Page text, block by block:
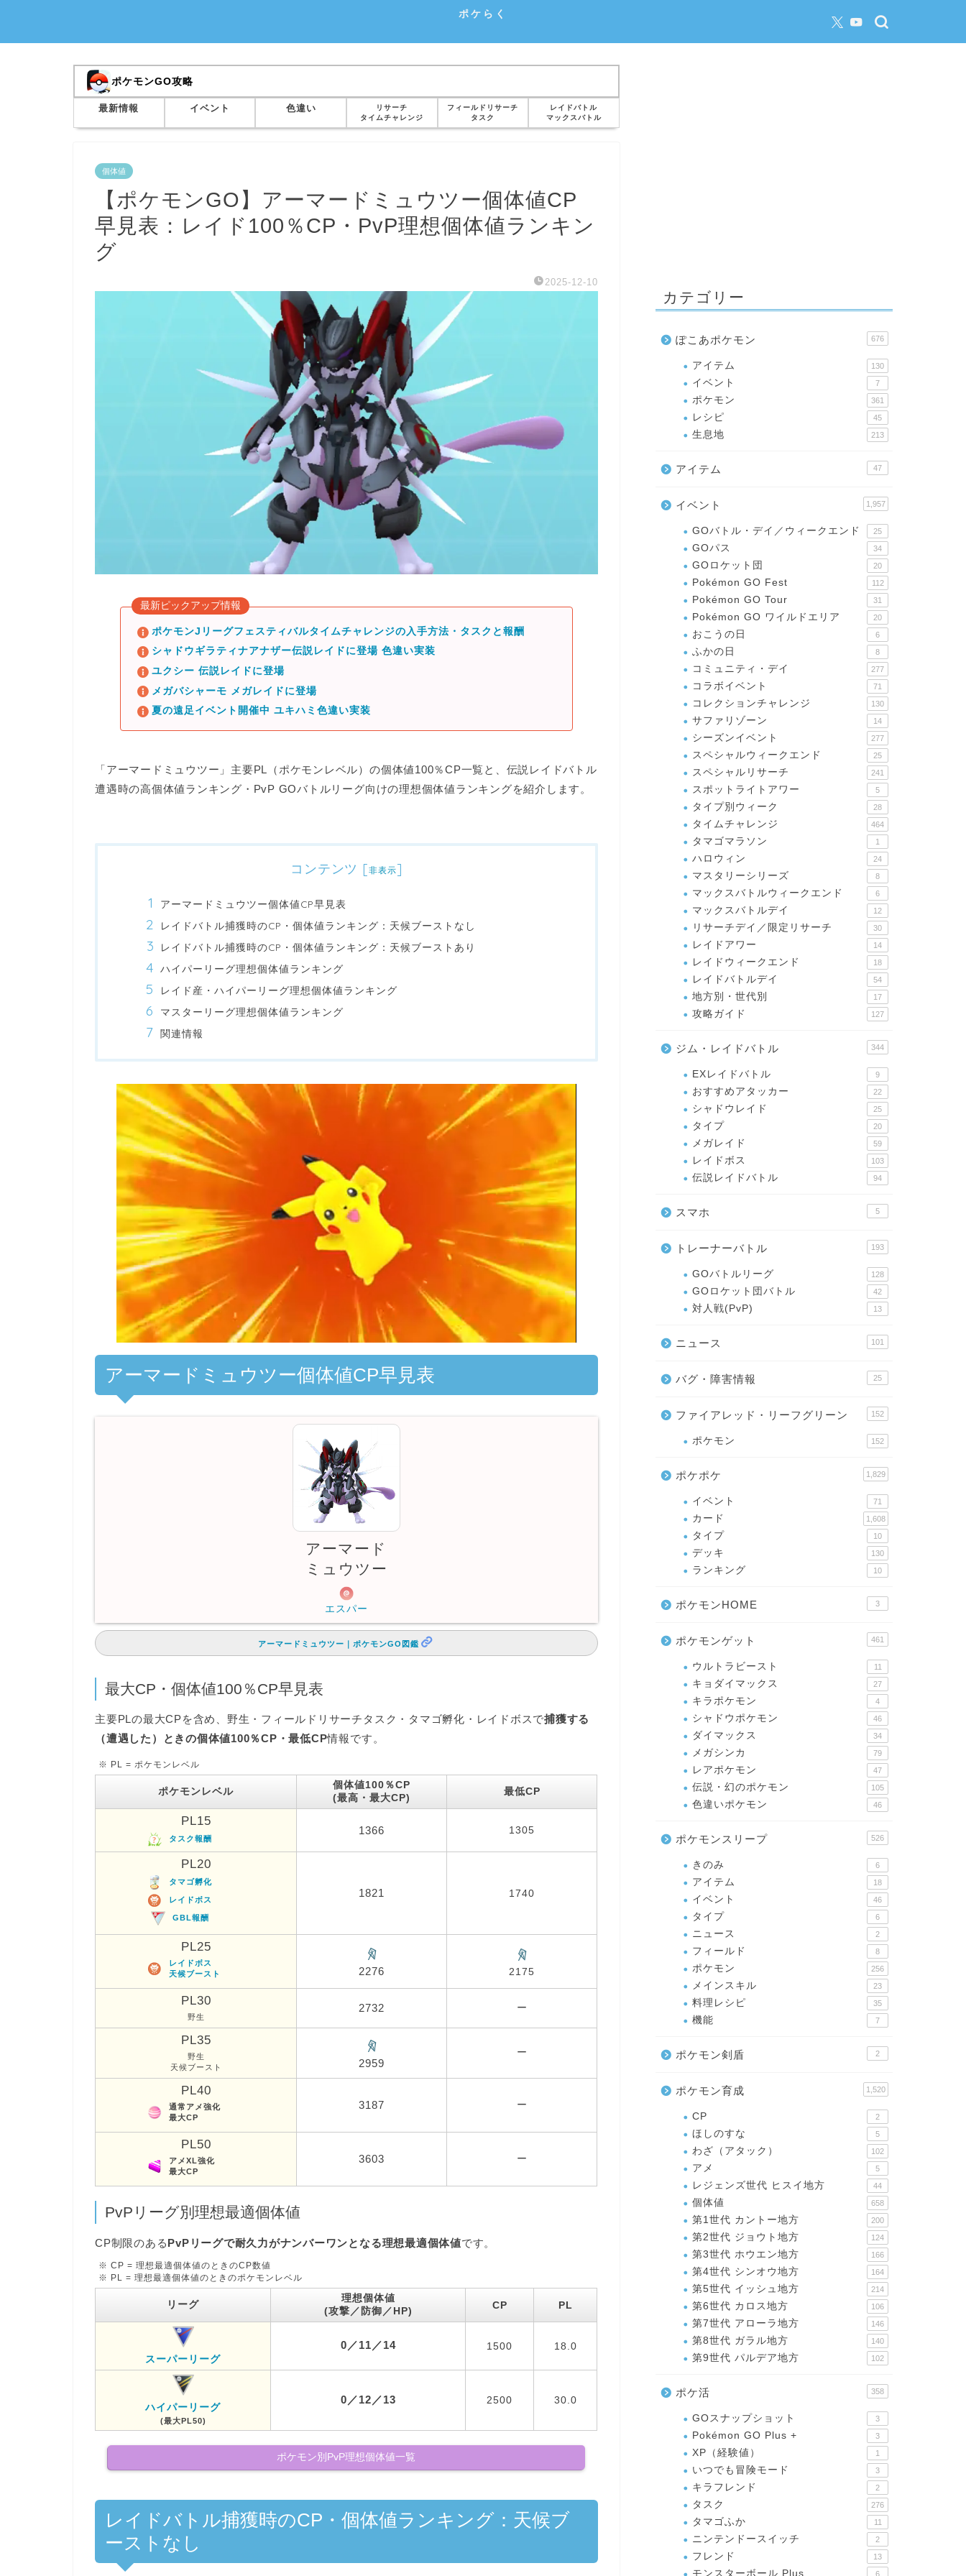
ポケらく
ポケモンGO攻略
最新情報 イベント 色違い
リサーチ
タイムチャレンジ
フィールドリサーチ
タスク
レイドバトル
マックスバトル
個体値
【ポケモンGO】アーマードミュウツー個体値CP
早見表：レイド100％CP・PvP理想個体値ランキン
グ
2025-12-10
最新ピックアップ情報
ポケモンJリーグフェスティバルタイムチャレンジの入手方法・タスクと報酬
シャドウギラティナアナザー伝説レイドに登場 色違い実装
ユクシー 伝説レイドに登場
メガバシャーモ メガレイドに登場
夏の遠足イベント開催中 ユキハミ色違い実装
「アーマードミュウツー」主要PL（ポケモンレベル）の個体値100％CP一覧と、伝説レイドバトル
遭遇時の高個体値ランキング・PvP GOバトルリーグ向けの理想個体値ランキングを紹介します。
コンテンツ [非表示]
アーマードミュウツー個体値CP早見表
レイドバトル捕獲時のCP・個体値ランキング：天候ブーストなし
レイドバトル捕獲時のCP・個体値ランキング：天候ブーストあり
ハイパーリーグ理想個体値ランキング
レイド産・ハイパーリーグ理想個体値ランキング
マスターリーグ理想個体値ランキング
関連情報
アーマードミュウツー個体値CP早見表
アーマード
ミュウツー
エスパー
アーマードミュウツー｜ポケモンGO図鑑
最大CP・個体値100％CP早見表
主要PLの最大CPを含め、野生・フィールドリサーチタスク・タマゴ孵化・レイドボスで捕獲する
（遭遇した）ときの個体値100％CP・最低CP情報です。
※ PL = ポケモンレベル
ポケモンレベル
個体値100％CP
(最高・最大CP)
最低CP
PL15
タスク報酬
1366 1305
PL20
タマゴ孵化
レイドボス
GBL報酬
1821 1740
PL25
レイドボス
天候ブースト
2276 2175
PL30
野生
2732 ー
PL35
野生
天候ブースト
2959
ー
PL40
通常アメ強化
最大CP
3187 ー
PL50
アメXL強化
最大CP
3603 ー
PvPリーグ別理想最適個体値
CP制限のあるPvPリーグで耐久力がナンバーワンとなる理想最適個体値です。
※ CP = 理想最適個体値のときのCP数値
※ PL = 理想最適個体値のときのポケモンレベル
リーグ
理想個体値
(攻撃／防御／HP)
CP PL
スーパーリーグ
0／11／14 1500 18.0
ハイパーリーグ
(最大PL50)
0／12／13 2500 30.0
ポケモン別PvP理想個体値一覧
レイドバトル捕獲時のCP・個体値ランキング：天候ブ
ーストなし
カテゴリー
ぽこあポケモン 676
アイテム 130
イベント 7
ポケモン 361
レシピ 45
生息地 213
アイテム 47
イベント 1,957
GOバトル・デイ／ウィークエンド 25
GOパス 34
GOロケット団 20
Pokémon GO Fest 112
Pokémon GO Tour 31
Pokémon GO ワイルドエリア 20
おこうの日 6
ふかの日 8
コミュニティ・デイ 277
コラボイベント 71
コレクションチャレンジ 130
サファリゾーン 14
シーズンイベント 277
スペシャルウィークエンド 25
スペシャルリサーチ 241
スポットライトアワー 5
タイプ別ウィーク 28
タイムチャレンジ 464
タマゴマラソン 1
ハロウィン 24
マスタリーシリーズ 8
マックスバトルウィークエンド 6
マックスバトルデイ 12
リサーチデイ／限定リサーチ 30
レイドアワー 14
レイドウィークエンド 18
レイドバトルデイ 54
地方別・世代別 17
攻略ガイド 127
ジム・レイドバトル 344
EXレイドバトル 9
おすすめアタッカー 22
シャドウレイド 25
タイプ 20
メガレイド 59
レイドボス 103
伝説レイドバトル 94
スマホ 5
トレーナーバトル 193
GOバトルリーグ 128
GOロケット団バトル 42
対人戦(PvP) 13
ニュース 101
バグ・障害情報 25
ファイアレッド・リーフグリーン 152
ポケモン 152
ポケポケ 1,829
イベント 71
カード 1,608
タイプ 10
デッキ 130
ランキング 10
ポケモンHOME 3
ポケモンゲット 461
ウルトラビースト 11
キョダイマックス 27
キラポケモン 4
シャドウポケモン 46
ダイマックス 34
メガシンカ 79
レアポケモン 47
伝説・幻のポケモン 105
色違いポケモン 46
ポケモンスリープ 526
きのみ 6
アイテム 18
イベント 46
タイプ 6
ニュース 2
フィールド 8
ポケモン 256
メインスキル 23
料理レシピ 35
機能 7
ポケモン剣盾 2
ポケモン育成 1,520
CP 2
ほしのすな 5
わざ（アタック） 102
アメ 5
レジェンズ世代 ヒスイ地方 44
個体値 658
第1世代 カントー地方 200
第2世代 ジョウト地方 124
第3世代 ホウエン地方 166
第4世代 シンオウ地方 164
第5世代 イッシュ地方 214
第6世代 カロス地方 106
第7世代 アローラ地方 146
第8世代 ガラル地方 140
第9世代 パルデア地方 102
ポケ活 358
GOスナップショット 3
Pokémon GO Plus + 3
XP（経験値） 1
いつでも冒険モード 3
キラフレンド 2
タスク 276
タマゴふか 11
ニンテンドースイッチ 2
フレンド 13
モンスターボール Plus 6